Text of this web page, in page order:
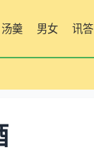
汤羹 男女 讯答